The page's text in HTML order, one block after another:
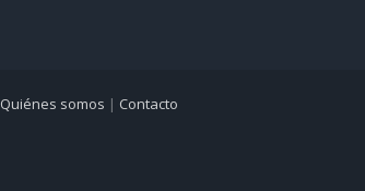
Quiénes somos | Contacto